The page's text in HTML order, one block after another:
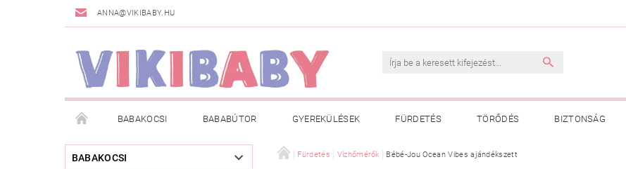
ANNA@VIKIBABY.HU
BABAKOCSI BABABÚTOR GYEREKÜLÉSEK FÜRDETÉS TÖRŐDÉS BIZTONSÁG
DOGSPACE AKCIÓS TERMÉKEINK VÁSÁRLÁSI FELTÉTELEK ADATKEZELÉSI TÁJÉKOZTATÓ
BABAKOCSI Fürdetés Vízhőmérők Bébé-Jou Ocean Vibes ajándékszett